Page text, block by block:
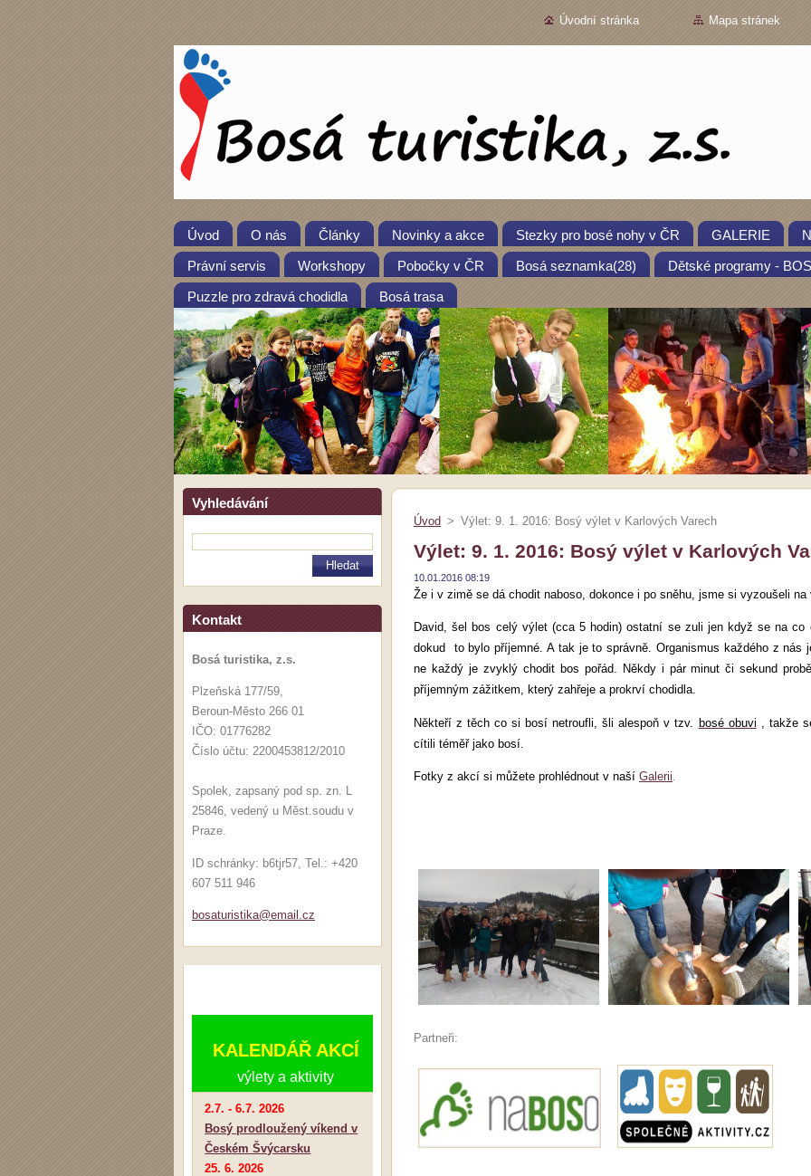
Úvodní stránka Mapa stránek
Úvod O nás Články Novinky a akce Stezky pro bosé nohy v ČR GALERIE
Právní servis Workshopy Pobočky v ČR Bosá seznamka(28) Dětské programy -
Puzzle pro zdravá chodidla Bosá trasa
Vyhledávání
Kontakt
Bosá turistika, z.s.
Plzeňská 177/59,
Beroun-Město 266 01
IČO: 01776282
Číslo účtu: 2200453812/2010
Spolek, zapsaný pod sp. zn. L
25846, vedený u Měst.soudu v
Praze.
ID schránky: b6tjr57, Tel.: +420
607 511 946
bosaturistika@email.cz
KALENDÁŘ AKCÍ
výlety a aktivity
2.7. - 6.7. 2026
Bosý prodloužený víkend v
Českém Švýcarsku
25. 6. 2026
Úvod > Výlet: 9. 1. 2016: Bosý výlet v Karlových Varech
Výlet: 9. 1. 2016: Bosý výlet v Karlových
10.01.2016 08:19
Že i v zimě se dá chodit naboso, dokonce i po sněhu, jsme si vyzoušeli
David, šel bos celý výlet (cca 5 hodin) ostatní se zuli jen když se na
dokud to bylo příjemné. A tak je to správně. Organismus každého z nás
ne každý je zvyklý chodit bos pořád. Někdy i pár minut či sekund
příjemným zážitkem, který zahřeje a prokrví chodidla.
Někteří z těch co si bosí netroufli, šli alespoň v tzv. bosé obuvi , takže
cítili téměř jako bosí.
Fotky z akcí si můžete prohlédnout v naší Galerii
Partneři: